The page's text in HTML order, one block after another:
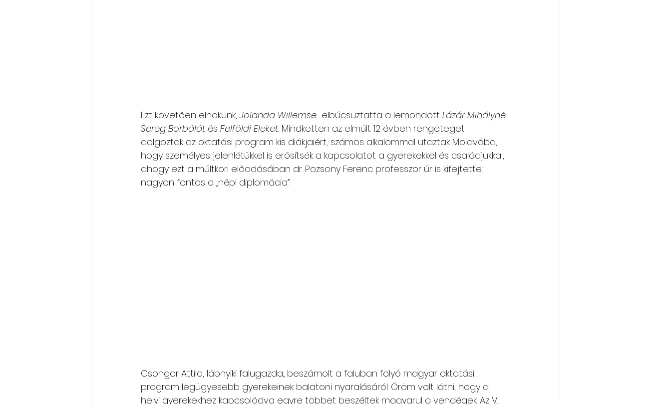
Ezt követően elnökünk, Jolanda Willemse elbúcsuztatta a lemondott Lázár Mihályné
Sereg Borbálát és Felföldi Eleket. Mindketten az elmúlt 12 évben rengeteget
dolgoztak az oktatási program kis diákjaiért, számos alkalommal utaztak Moldvába,
hogy személyes jelenlétükkel is erősítsék a kapcsolatot a gyerekekkel és családjukkal,
ahogy ezt a múltkori előadásában dr. Pozsony Ferenc professzor úr is kifejtette:
nagyon fontos a „népi diplomácia”.
Csongor Attila, lábnyiki falugazda, beszámolt a faluban folyó magyar oktatási
program legügyesebb gyerekeinek balatoni nyaralásáról. Öröm volt látni, hogy a
helyi gyerekekhez kapcsolódva egyre többet beszéltek magyarul a vendégek. Az V.